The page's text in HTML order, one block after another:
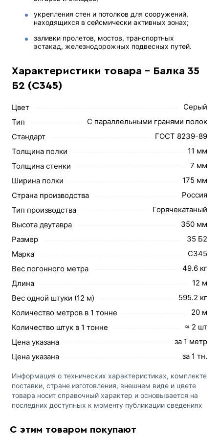
укрепления стен и потолков для сооружений,
находящихся в сейсмически активных зонах;
заливки пролетов, мостов, транспортных
эстакад, железнодорожных подвесных путей.
Характеристики товара - Балка 35
Б2 (С345)
Цвет
Серый
Тип
С параллельными гранями полок
Стандарт
ГОСТ 8239-89
Толщина полки
11 мм
Толщина стенки
7 мм
Ширина полки
175 мм
Страна производства
Россия
Тип производства
Горячекатаный
Высота двутавра
350 мм
Размер
35 Б2
Марка
С345
Вес погонного метра
49.6 кг
Длина
12 м
Вес одной штуки (12 м)
595.2 кг
Количество метров в 1 тонне
20 м
Количество штук в 1 тонне
≈ 2 шт
Цена указана
за 1 метр
Цена указана
за 1 тн.
Информация о технических характеристиках, комплекте
поставки, стране изготовления, внешнем виде и цвете
товара носит справочный характер и основывается на
последних доступных к моменту публикации сведениях
С этим товаром покупают